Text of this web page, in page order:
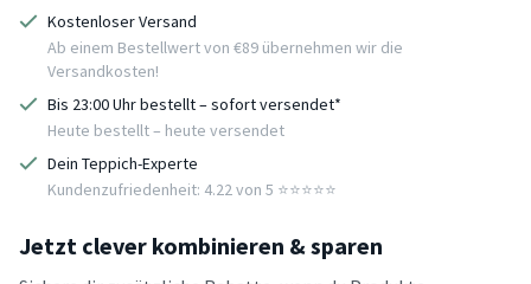
Kostenloser Versand
Ab einem Bestellwert von €89 übernehmen wir die
Versandkosten!
Bis 23:00 Uhr bestellt – sofort versendet*
Heute bestellt – heute versendet
Dein Teppich-Experte
Kundenzufriedenheit: 4.22 von 5 ⭐️⭐️⭐️⭐️⭐️
Jetzt clever kombinieren & sparen